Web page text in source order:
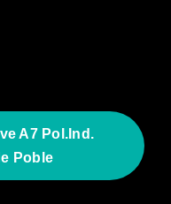
A7 Pol.Ind.
Poble